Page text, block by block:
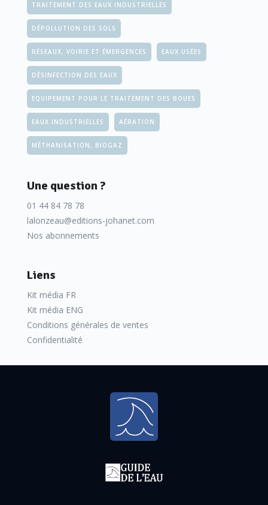
TRAITEMENT DES EAUX INDUSTRIELLES
DÉPOLLUTION DES SOLS
RÉSEAUX, VOIRIE ET ÉMERGENCES EAUX USÉES
DÉSINFECTION DES EAUX
EQUIPEMENT POUR LE TRAITEMENT DES BOUES
EAUX INDUSTRIELLES AÉRATION
MÉTHANISATION, BIOGAZ
Une question ?
01 44 84 78 78
lalonzeau@editions-johanet.com
Nos abonnements
Liens
Kit média FR
Kit média ENG
Conditions générales de ventes
Confidentialité